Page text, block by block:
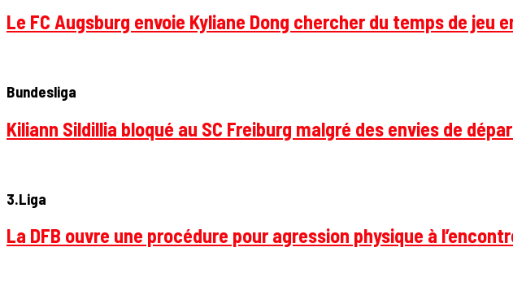
Le FC Augsburg envoie Kyliane Dong chercher du temps de jeu
Bundesliga
Kiliann Sildillia bloqué au SC Freiburg malgré des envies de
3.Liga
La DFB ouvre une procédure pour agression physique à